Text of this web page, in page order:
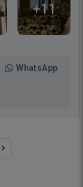
+11
WhatsApp